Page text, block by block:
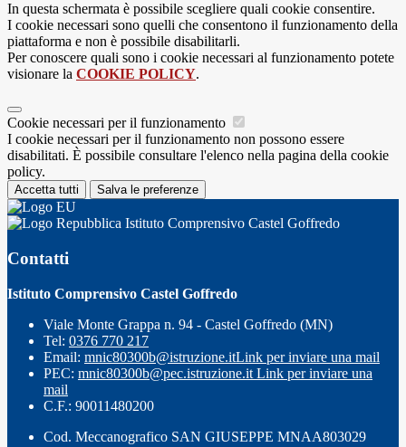
In questa schermata è possibile scegliere quali cookie consentire.
I cookie necessari sono quelli che consentono il funzionamento della
piattaforma e non è possibile disabilitarli.
Per conoscere quali sono i cookie necessari al funzionamento potete
visionare la COOKIE POLICY.
Cookie necessari per il funzionamento
I cookie necessari per il funzionamento non possono essere
disabilitati. È possibile consultare l'elenco nella pagina della cookie
policy.
Accetta tutti Salva le preferenze
Istituto Comprensivo Castel Goffredo
Contatti
Istituto Comprensivo Castel Goffredo
Viale Monte Grappa n. 94 - Castel Goffredo (MN)
Tel: 0376 770 217
Email: mnic80300b@istruzione.itLink per inviare una mail
PEC: mnic80300b@pec.istruzione.it Link per inviare una
mail
C.F.: 90011480200
Cod. Meccanografico SAN GIUSEPPE MNAA803029